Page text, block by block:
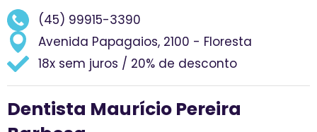
(45) 99915-3390
Avenida Papagaios, 2100 - Floresta
18x sem juros / 20% de desconto
Dentista Maurício Pereira